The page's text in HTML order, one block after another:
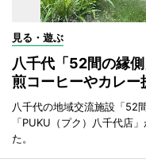
見る・遊ぶ
八千代「52間の縁
煎コーヒーやカレー
八千代の地域交流施設「52
「PUKU（プク）八千代店
た。